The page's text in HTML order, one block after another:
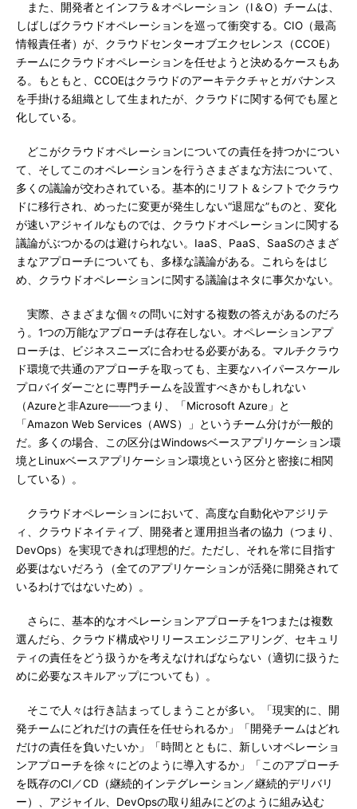
また、開発者とインフラ＆オペレーション（I＆O）チームは、
しばしばクラウドオペレーションを巡って衝突する。CIO（最高
情報責任者）が、クラウドセンターオブエクセレンス（CCOE）
チームにクラウドオペレーションを任せようと決めるケースもあ
る。もともと、CCOEはクラウドのアーキテクチャとガバナンス
を手掛ける組織として生まれたが、クラウドに関する何でも屋と
化している。
どこがクラウドオペレーションについての責任を持つかについ
て、そしてこのオペレーションを行うさまざまな方法について、
多くの議論が交わされている。基本的にリフト＆シフトでクラウ
ドに移行され、めったに変更が発生しない“退屈な”ものと、変化
が速いアジャイルなものでは、クラウドオペレーションに関する
議論がぶつかるのは避けられない。IaaS、PaaS、SaaSのさまざ
まなアプローチについても、多様な議論がある。これらをはじ
め、クラウドオペレーションに関する議論はネタに事欠かない。
実際、さまざまな個々の問いに対する複数の答えがあるのだろ
う。1つの万能なアプローチは存在しない。オペレーションアプ
ローチは、ビジネスニーズに合わせる必要がある。マルチクラウ
ド環境で共通のアプローチを取っても、主要なハイパースケール
プロバイダーごとに専門チームを設置すべきかもしれない
（Azureと非Azure――つまり、「Microsoft Azure」と
「Amazon Web Services（AWS）」というチーム分けが一般的
だ。多くの場合、この区分はWindowsベースアプリケーション環
境とLinuxベースアプリケーション環境という区分と密接に相関
している）。
クラウドオペレーションにおいて、高度な自動化やアジリテ
ィ、クラウドネイティブ、開発者と運用担当者の協力（つまり、
DevOps）を実現できれば理想的だ。ただし、それを常に目指す
必要はないだろう（全てのアプリケーションが活発に開発されて
いるわけではないため）。
さらに、基本的なオペレーションアプローチを1つまたは複数
選んだら、クラウド構成やリリースエンジニアリング、セキュリ
ティの責任をどう扱うかを考えなければならない（適切に扱うた
めに必要なスキルアップについても）。
そこで人々は行き詰まってしまうことが多い。「現実的に、開
発チームにどれだけの責任を任せられるか」「開発チームはどれ
だけの責任を負いたいか」「時間とともに、新しいオペレーショ
ンアプローチを徐々にどのように導入するか」「このアプローチ
を既存のCI／CD（継続的インテグレーション／継続的デリバリ
ー）、アジャイル、DevOpsの取り組みにどのように組み込む